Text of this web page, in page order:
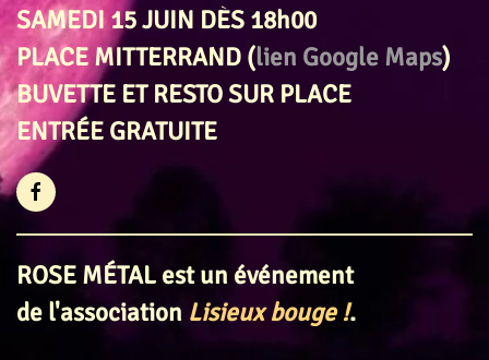
SAMEDI 15 JUIN DÈS 18h00
PLACE MITTERRAND (lien Google Maps)
BUVETTE ET RESTO SUR PLACE
ENTRÉE GRATUITE
ROSE MÉTAL est un événement
de l'association Lisieux bouge !.